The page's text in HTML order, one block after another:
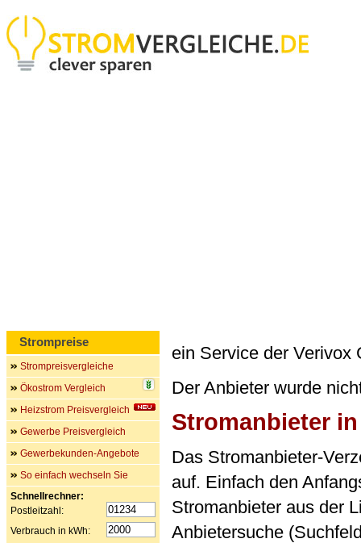
ein Service der Verivox
Der Anbieter wurde
Stromanbieter
Das Stromanbieter-
auf. Einfach den
Stromanbieter aus der
Anbietersuche
Strompreise
Strompreisvergleiche
Ökostrom Vergleich
Heizstrom Preisvergleich
Gewerbe Preisvergleich
Gewerbekunden-Angebote
So einfach wechseln Sie
Schnellrechner:
Postleitzahl:
Verbrauch in kWh: